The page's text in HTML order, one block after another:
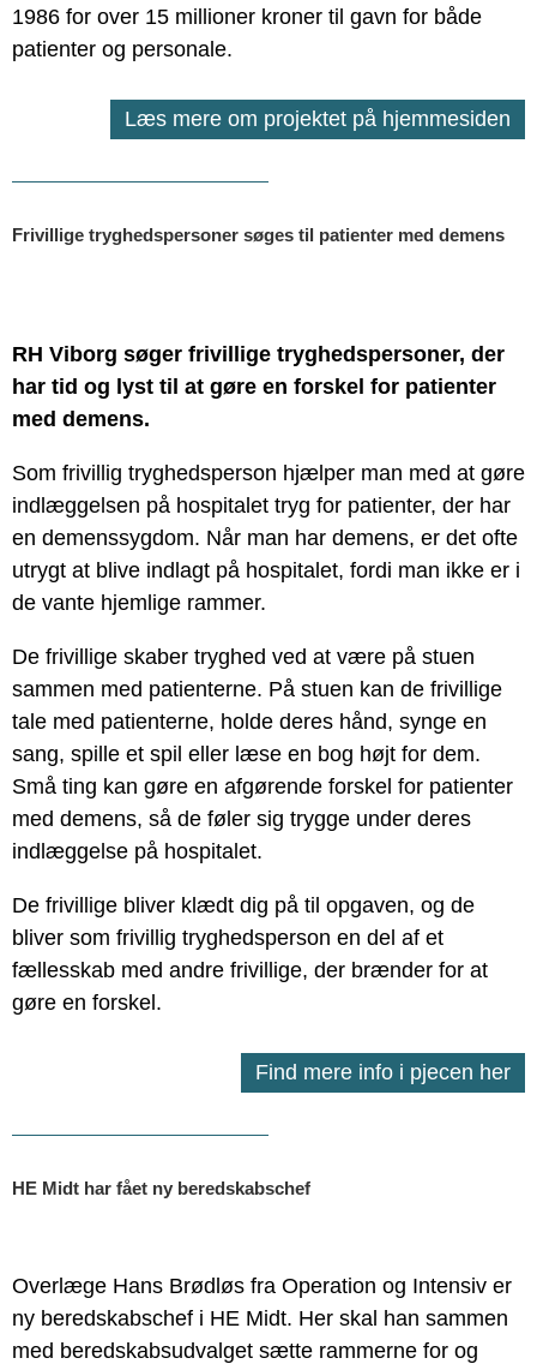
1986 for over 15 millioner kroner til gavn for både
patienter og personale.
Læs mere om projektet på hjemmesiden
Frivillige tryghedspersoner søges til patienter med demens
RH Viborg søger frivillige tryghedspersoner, der
har tid og lyst til at gøre en forskel for patienter
med demens.
Som frivillig tryghedsperson hjælper man med at gøre
indlæggelsen på hospitalet tryg for patienter, der har
en demenssygdom. Når man har demens, er det ofte
utrygt at blive indlagt på hospitalet, fordi man ikke er i
de vante hjemlige rammer.
De frivillige skaber tryghed ved at være på stuen
sammen med patienterne. På stuen kan de frivillige
tale med patienterne, holde deres hånd, synge en
sang, spille et spil eller læse en bog højt for dem.
Små ting kan gøre en afgørende forskel for patienter
med demens, så de føler sig trygge under deres
indlæggelse på hospitalet.
De frivillige bliver klædt dig på til opgaven, og de
bliver som frivillig tryghedsperson en del af et
fællesskab med andre frivillige, der brænder for at
gøre en forskel.
Find mere info i pjecen her
HE Midt har fået ny beredskabschef
Overlæge Hans Brødløs fra Operation og Intensiv er
ny beredskabschef i HE Midt. Her skal han sammen
med beredskabsudvalget sætte rammerne for og